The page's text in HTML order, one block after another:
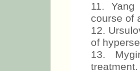
11.
course of
12.
of
13.